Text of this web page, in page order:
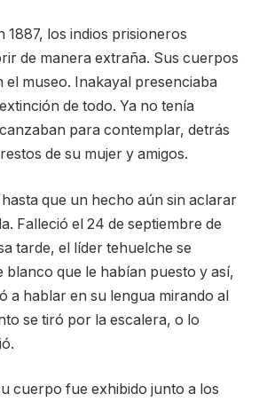
1887, los indios prisioneros
de manera extraña. Sus cuerpos
el museo. Inakayal presenciaba
de todo. Ya no tenía
para contemplar, detrás
de su mujer y amigos.
que un hecho aún sin aclarar
Falleció el 24 de septiembre de
tarde, el líder tehuelche se
blanco que le habían puesto y así,
a hablar en su lengua mirando al
se tiró por la escalera, o lo
cuerpo fue exhibido junto a los